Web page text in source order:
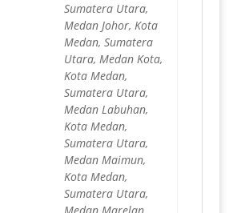
Sumatera Utara,
Medan Johor, Kota
Medan, Sumatera
Utara, Medan Kota,
Kota Medan,
Sumatera Utara,
Medan Labuhan,
Kota Medan,
Sumatera Utara,
Medan Maimun,
Kota Medan,
Sumatera Utara,